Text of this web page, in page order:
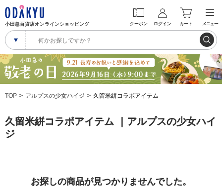
小田急百貨店オンラインショッピング クーポン ログイン カート メニュー
TOP アルプスの少女ハイジ 久留米絣コラボアイテム
久留米絣コラボアイテム ｜アルプスの少女ハイ
ジ
お探しの商品が見つかりませんでした。